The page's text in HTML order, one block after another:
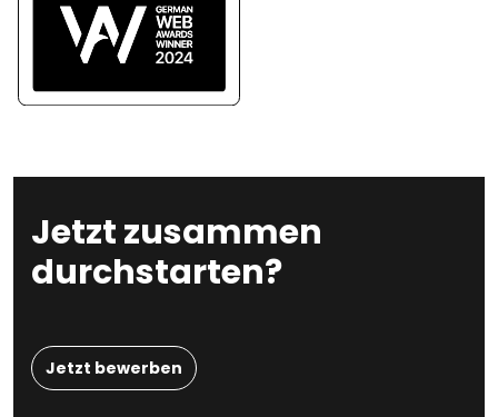
Jetzt zusammen
durchstarten?
Jetzt bewerben